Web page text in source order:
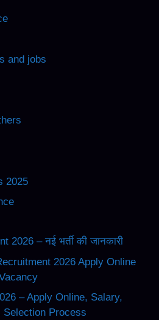
and jobs
2025
2026 – नई भर्ती की जानकारी
2026 Apply Online
– Apply Online, Salary,
Process